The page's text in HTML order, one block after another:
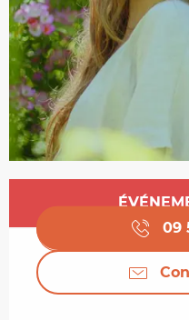
Ouverture et
09